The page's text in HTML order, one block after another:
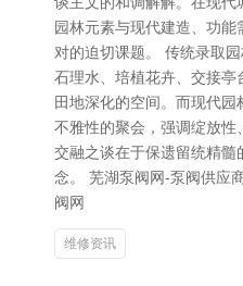
园林元素与现代建造、功
对的迫切课题。 传统录取
石理水、培植花卉、交接亭
田地深化的空间。而现代
不雅性的聚会，强调绽放性
交融之谈在于保遗留统精髓
念。 芜湖泵阀网-泵阀供应
阀网
维修资讯